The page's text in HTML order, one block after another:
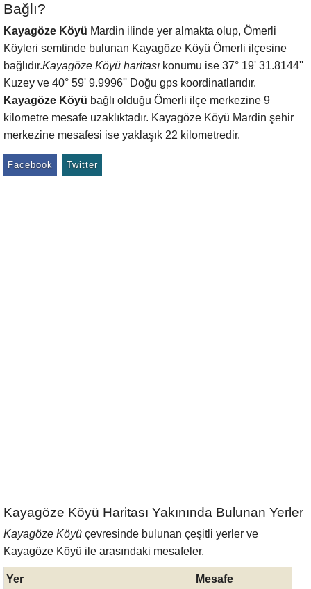
Bağlı?
Kayagöze Köyü Mardin ilinde yer almakta olup, Ömerli
Köyleri semtinde bulunan Kayagöze Köyü Ömerli ilçesine
bağlıdır.Kayagöze Köyü haritası konumu ise 37° 19' 31.8144''
Kuzey ve 40° 59' 9.9996'' Doğu gps koordinatlarıdır.
Kayagöze Köyü bağlı olduğu Ömerli ilçe merkezine 9
kilometre mesafe uzaklıktadır. Kayagöze Köyü Mardin şehir
merkezine mesafesi ise yaklaşık 22 kilometredir.
Facebook Twitter
Kayagöze Köyü Haritası Yakınında Bulunan Yerler
Kayagöze Köyü çevresinde bulunan çeşitli yerler ve
Kayagöze Köyü ile arasındaki mesafeler.
Yer
Mesafe